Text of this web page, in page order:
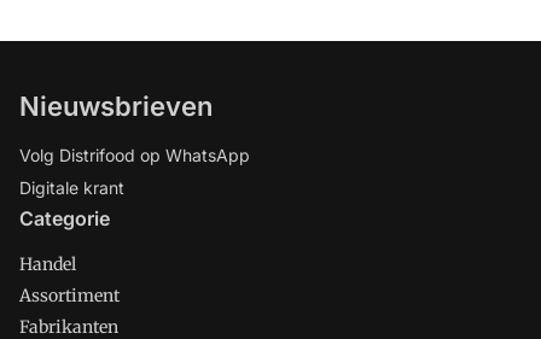
Nieuwsbrieven
Volg Distrifood op WhatsApp
Digitale krant
Categorie
Handel
Assortiment
Fabrikanten